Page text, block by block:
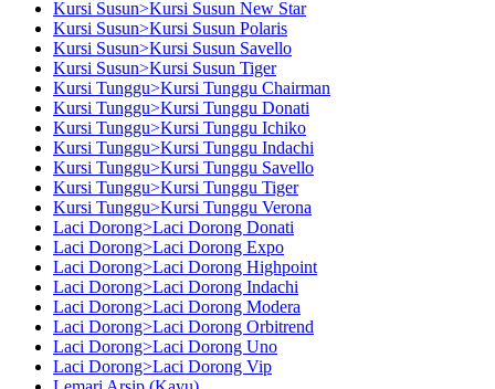
Kursi Susun>Kursi Susun New Star
Kursi Susun>Kursi Susun Polaris
Kursi Susun>Kursi Susun Savello
Kursi Susun>Kursi Susun Tiger
Kursi Tunggu>Kursi Tunggu Chairman
Kursi Tunggu>Kursi Tunggu Donati
Kursi Tunggu>Kursi Tunggu Ichiko
Kursi Tunggu>Kursi Tunggu Indachi
Kursi Tunggu>Kursi Tunggu Savello
Kursi Tunggu>Kursi Tunggu Tiger
Kursi Tunggu>Kursi Tunggu Verona
Laci Dorong>Laci Dorong Donati
Laci Dorong>Laci Dorong Expo
Laci Dorong>Laci Dorong Highpoint
Laci Dorong>Laci Dorong Indachi
Laci Dorong>Laci Dorong Modera
Laci Dorong>Laci Dorong Orbitrend
Laci Dorong>Laci Dorong Uno
Laci Dorong>Laci Dorong Vip